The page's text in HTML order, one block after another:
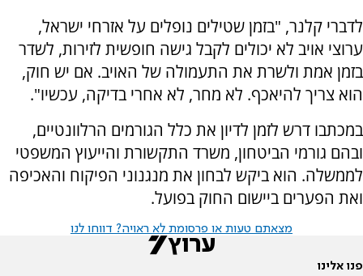
לדברי קלנר, "בזמן שטילים נופלים על אזרחי ישראל,
ערוצי אויב לא יכולים לקבל גישה חופשית לזירות, לשדר
בזמן אמת ולשרת את התעמולה של האויב. אם יש חוק,
הוא צריך להיאכף. לא מחר, לא אחרי בדיקה, עכשיו".
במכתבו דרש לזמן לדיון את כלל הגורמים הרלוונטיים,
ובהם גורמי הביטחון, משרד התקשורת והייעוץ המשפטי
לממשלה. הוא ביקש לבחון את מנגנוני הפיקוח והאכיפה
ואת הפערים ביישום החוק בפועל.
מצאתם טעות או פרסומת לא ראויה? דווחו לנו
פנו אלינו